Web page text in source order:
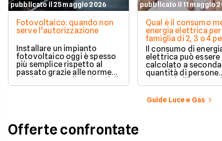
pubblicato il 25 maggio 2026
Fotovoltaico: quando non
serve l’autorizzazione
Installare un impianto
fotovoltaico oggi è spesso
più semplice rispetto al
passato grazie alle norme
che hanno ampliato i casi di
edilizia libera.
pubblicato il 11 maggio
Qual è il consumo
energia elettrica per
famiglia di 2, 3 o 4
Il consumo di
elettrica può essere
calcolato a
quantità di persone
presenti all'interno
determinato
numerosi i fattori
influenzano questo
Guide Luce e Gas
Offerte confrontate